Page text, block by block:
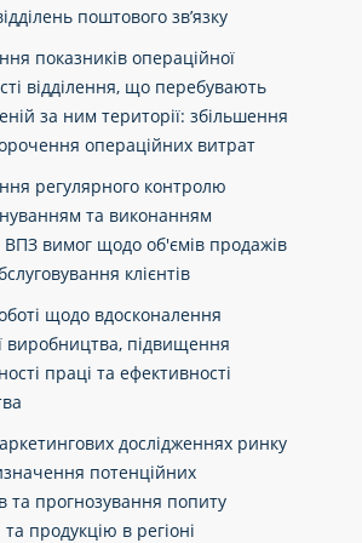
поштового зв’язку
показників операційної
відділення, що перебувають
за ним території: збільшення
операційних витрат
регулярного контролю
та виконанням
ВПЗ вимог щодо об'ємів продажів
клієнтів
щодо вдосконалення
виробництва, підвищення
праці та ефективності
дослідженнях ринку
потенційних
та прогнозування попиту
продукцію в регіоні